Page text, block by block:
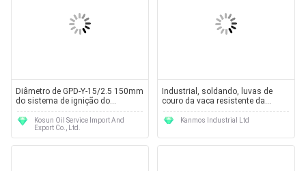
Diâmetro de GPD-Y-15/2.5 150mm
do sistema de ignição do
alargamento da tocha, tensão da
ignição 17kv
Kosun Oil Service Import And
Export Co., Ltd.
Industrial, soldando, luvas de
couro da vaca resistente da
chama do jardim/luva 11001
Kanmos Industrial Ltd